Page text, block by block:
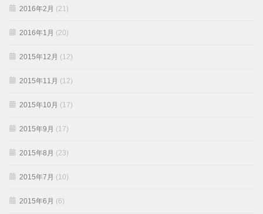
2016年2月 (21)
2016年1月 (20)
2015年12月 (12)
2015年11月 (12)
2015年10月 (17)
2015年9月 (17)
2015年8月 (23)
2015年7月 (10)
2015年6月 (6)